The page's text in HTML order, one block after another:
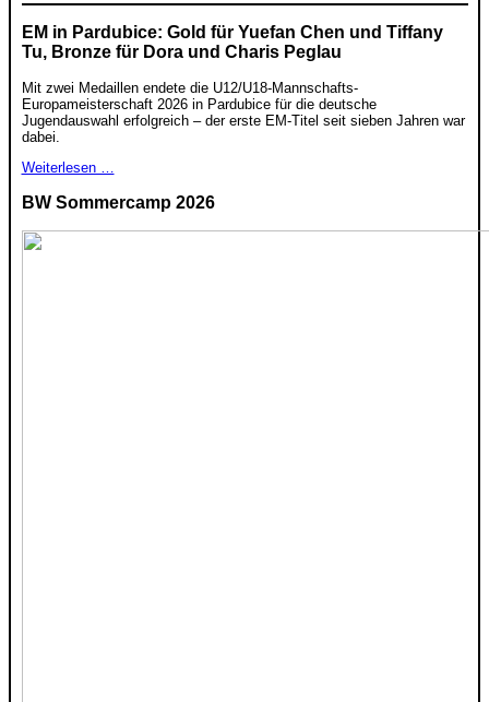
EM in Pardubice: Gold für Yuefan Chen und Tiffany
Tu, Bronze für Dora und Charis Peglau
Mit zwei Medaillen endete die U12/U18-Mannschafts-
Europameisterschaft 2026 in Pardubice für die deutsche
Jugendauswahl erfolgreich – der erste EM-Titel seit sieben Jahren war
dabei.
Weiterlesen …
BW Sommercamp 2026